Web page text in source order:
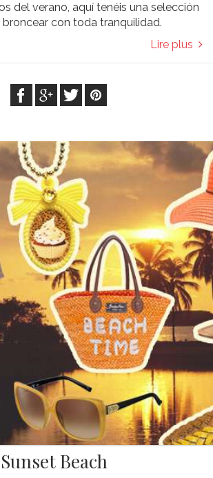
del verano, aquí tenéis una selección
con toda tranquilidad.
Lire plus
Beach